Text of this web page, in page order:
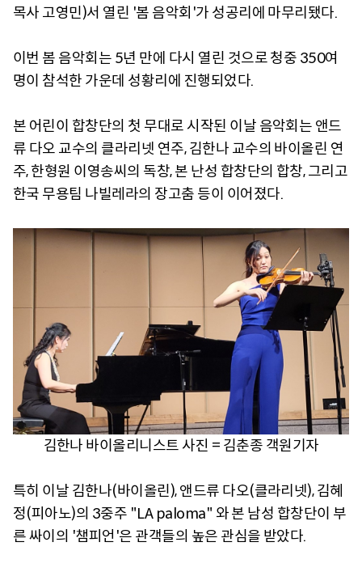
목사 고영민)서 열린 '봄 음악회'가 성공리에 마무리됐다.
이번 봄 음악회는 5년 만에 다시 열린 것으로 청중 350여
명이 참석한 가운데 성황리에 진행되었다.
본 어린이 합창단의 첫 무대로 시작된 이날 음악회는 앤드
류 다오 교수의 클라리넷 연주, 김한나 교수의 바이올린 연
주, 한형원 이영송씨의 독창, 본 난성 합창단의 합창, 그리고
한국 무용팀 나빌레라의 장고춤 등이 이어졌다.
김한나 바이올리니스트 사진 = 김춘종 객원기자
특히 이날 김한나(바이올린), 앤드류 다오(클라리넷), 김혜
정(피아노)의 3중주 "LA paloma" 와 본 남성 합창단이 부
른 싸이의 '챔피언'은 관객들의 높은 관심을 받았다.